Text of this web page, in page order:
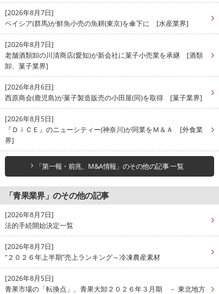
[2026年8月7日]
ベイシア(群馬)が鮮魚小売の魚耕(東京)を傘下に [水産業界]
[2026年8月7日]
老舗酒類卸の川清商店(愛知)が新会社に菓子小売業を承継 [酒類
卸、菓子業界]
[2026年8月6日]
西原商会(鹿児島)が菓子製造販売の小田屋(同)を取得 [菓子業界]
[2026年8月5日]
『ＤｉＣＥ』のニューシティー(神奈川)が同業をＭ＆Ａ [外食業
界]
「第一報・前兆、M&A情報」のその他の記事 一覧
「青果業界」のその他の記事
[2026年8月7日]
法的手続開始決定一覧
[2026年8月7日]
“２０２６年上半期”売上ランキング～冷凍農産素材
[2026年8月5日]
青果市場の「転換点」、青果大卸２０２６年３月期 － 東北地方